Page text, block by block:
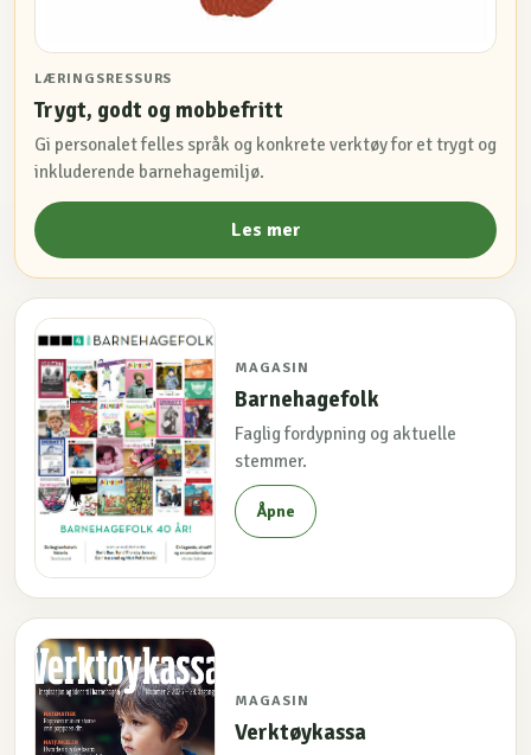
LÆRINGSRESSURS
Trygt, godt og mobbefritt
Gi personalet felles språk og konkrete verktøy for et trygt og
inkluderende barnehagemiljø.
Les mer
MAGASIN
Barnehagefolk
Faglig fordypning og aktuelle
stemmer.
Åpne
MAGASIN
Verktøykassa